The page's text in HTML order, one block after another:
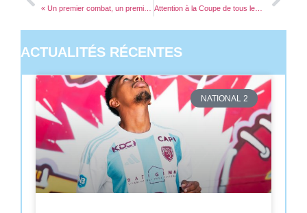
Attention à la Coupe de tous les possibles
ACTUALITÉS RÉCENTES
NATIONAL 2